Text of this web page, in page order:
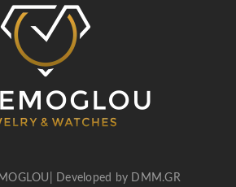
Developed by DMM.GR